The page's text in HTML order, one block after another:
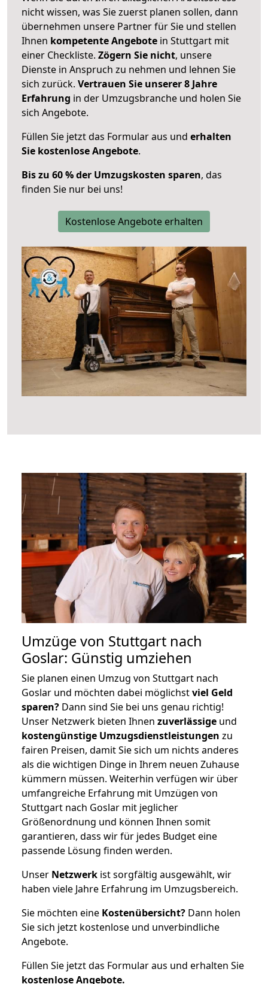
nicht wissen, was Sie zuerst planen sollen, dann
übernehmen unsere Partner für Sie und stellen
Ihnen kompetente Angebote in Stuttgart mit
einer Checkliste. Zögern Sie nicht, unsere
Dienste in Anspruch zu nehmen und lehnen Sie
sich zurück. Vertrauen Sie unserer 8 Jahre
Erfahrung in der Umzugsbranche und holen Sie
sich Angebote.
Füllen Sie jetzt das Formular aus und erhalten
Sie kostenlose Angebote.
Bis zu 60 % der Umzugskosten sparen, das
finden Sie nur bei uns!
Kostenlose Angebote erhalten
Umzüge von Stuttgart nach
Goslar: Günstig umziehen
Sie planen einen Umzug von Stuttgart nach
Goslar und möchten dabei möglichstviel Geld
sparen? Dann sind Sie bei uns genau richtig!
Unser Netzwerk bieten Ihnen zuverlässige und
kostengünstige Umzugsdienstleistungen zu
fairen Preisen, damit Sie sich um nichts anderes
als die wichtigen Dinge in Ihrem neuen Zuhause
kümmern müssen. Weiterhin verfügen wir über
umfangreiche Erfahrung mit Umzügen von
Stuttgart nach Goslar mit jeglicher
Größenordnung und können Ihnen somit
garantieren, dass wir für jedes Budget eine
passende Lösung finden werden.
Unser Netzwerk ist sorgfältig ausgewählt, wir
haben viele Jahre Erfahrung im Umzugsbereich.
Sie möchten eine Kostenübersicht? Dann holen
Sie sich jetzt kostenlose und unverbindliche
Angebote.
Füllen Sie jetzt das Formular aus und erhalten Sie
kostenloseAngebote.